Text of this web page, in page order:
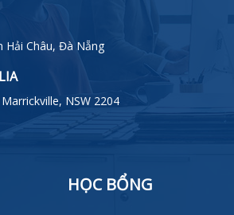
Hải Châu, Đà Nẵng
NSW 2204
HỌC BỔNG